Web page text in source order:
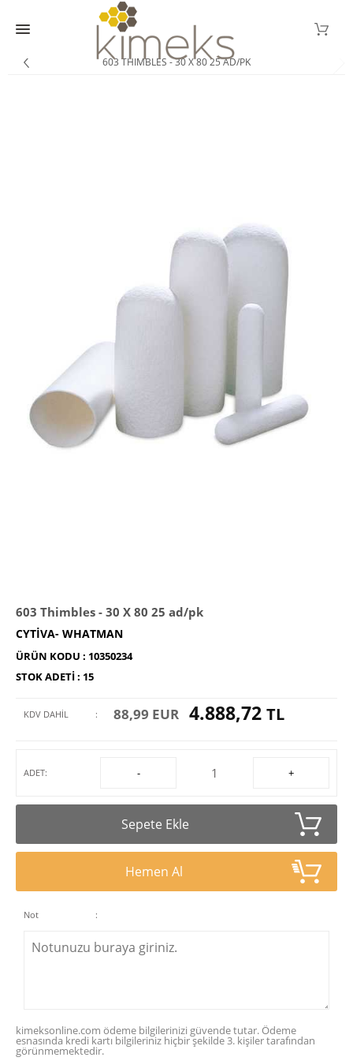
603 THIMBLES - 30 X 80 25 AD/PK
603 Thimbles - 30 X 80 25 ad/pk
CYTIVA- WHATMAN
ÜRÜN KODU : 10350234
STOK ADETI : 15
KDV DAHİL : 88,99 EUR 4.888,72 TL
ADET: - +
Sepete Ekle
Hemen Al
Not :
kimeksonline.com ödeme bilgilerinizi güvende tutar. Ödeme
esnasında kredi kartı bilgileriniz hiçbir şekilde 3. kişiler tarafından
görünmemektedir.